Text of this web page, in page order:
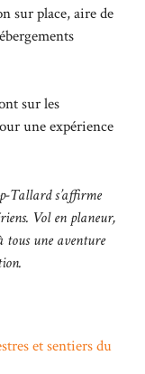
sur place, aire de
sur les
une expérience
Tallard s’affirme
Vol en planeur,
tous une aventure
et sentiers du